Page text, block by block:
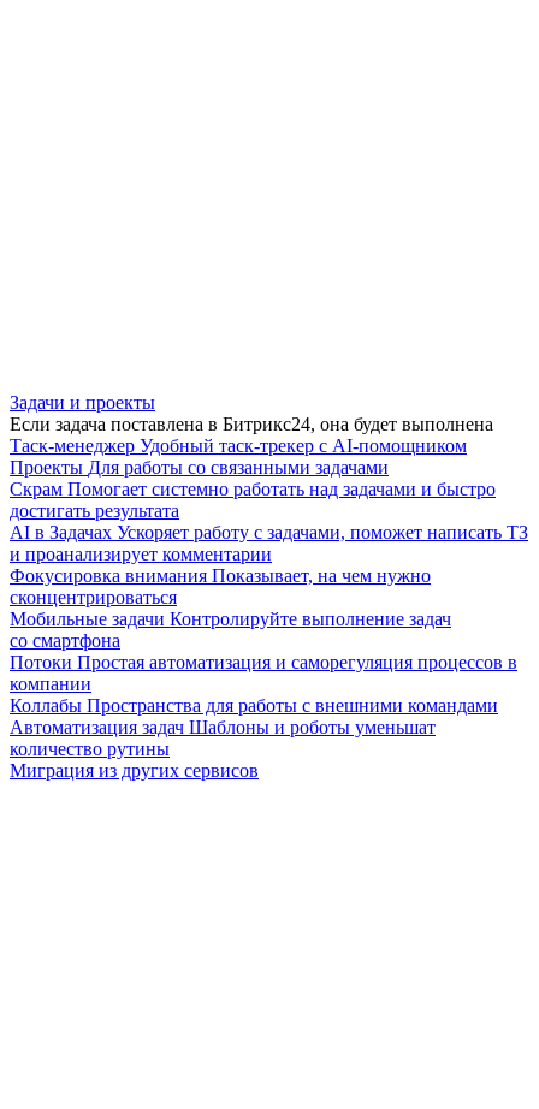
Задачи и проекты
Если задача поставлена в Битрикс24, она будет выполнена
Таск-менеджер Удобный таск-трекер с AI-помощником
Проекты Для работы со связанными задачами
Скрам Помогает системно работать над задачами и быстро
достигать результата
AI в Задачах Ускоряет работу с задачами, поможет написать ТЗ
и проанализирует комментарии
Фокусировка внимания Показывает, на чем нужно
сконцентрироваться
Мобильные задачи Контролируйте выполнение задач
со смартфона
Потоки Простая автоматизация и саморегуляция процессов в
компании
Коллабы Пространства для работы с внешними командами
Автоматизация задач Шаблоны и роботы уменьшат
количество рутины
Миграция из других сервисов